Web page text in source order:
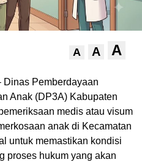
A A A
Dinas Pemberdayaan
Anak (DP3A) Kabupaten
medis atau visum
anak di Kecamatan
untuk memastikan kondisi
proses hukum yang akan